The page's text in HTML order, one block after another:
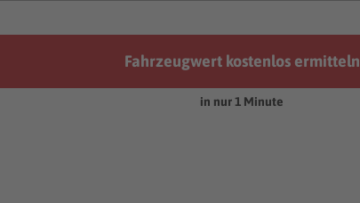
Fahrzeugwert kostenlos ermitteln
in nur 1 Minute